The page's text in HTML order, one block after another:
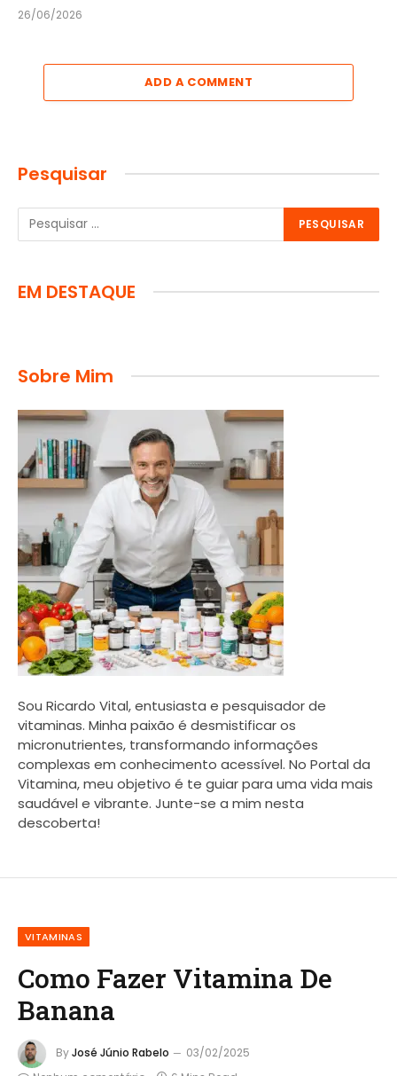
26/06/2026
ADD A COMMENT
Pesquisar
EM DESTAQUE
Sobre Mim
Sou Ricardo Vital, entusiasta e pesquisador de
vitaminas. Minha paixão é desmistificar os
micronutrientes, transformando informações
complexas em conhecimento acessível. No Portal da
Vitamina, meu objetivo é te guiar para uma vida mais
saudável e vibrante. Junte-se a mim nesta
descoberta!
VITAMINAS
Como Fazer Vitamina De
Banana
ByJosé Júnio Rabelo
03/02/2025